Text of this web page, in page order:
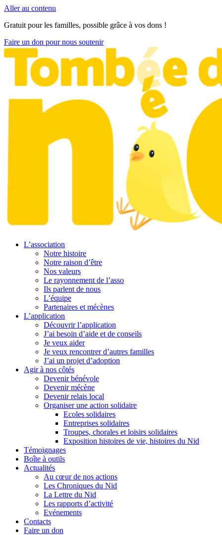
Aller au contenu
Gratuit pour les familles, possible grâce à vos dons !
Faire un don pour nous soutenir
L’association
Notre histoire
Notre raison d’être
Nos valeurs
Le rayonnement de l’asso
Ils parlent de nous
L’équipe
Partenaires et mécènes
L’application
Découvrir l’application
J’ai besoin d’aide et de conseils
Je veux aider
Je veux rencontrer d’autres familles
J’ai un projet d’adoption
Agir à nos côtés
Devenir bénévole
Devenir mécène
Devenir relais local
Organiser une action solidaire
Ecoles solidaires
Entreprises solidaires
Troupes, chorales et loisirs solidaires
Exposition histoires de vie, histoires du Nid
Témoignages
Boîte à outils
Actualités
Au cœur de nos actions
Les Chroniques du Nid
La Lettre du Nid
Les rapports d’activité
Evénements
Contacts
Faire un don